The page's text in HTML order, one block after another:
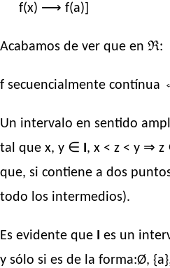
f(x) ⟶ f(a)]
Acabamos de ver que en ℜ:
f secuencialmente contínua
Un intervalo en sentido
tal que x, y ∈ , x < z < y ⇒
que, si contiene a dos
todo los intermedios).
Es evidente que
es un
y sólo si es de la forma:Ø,